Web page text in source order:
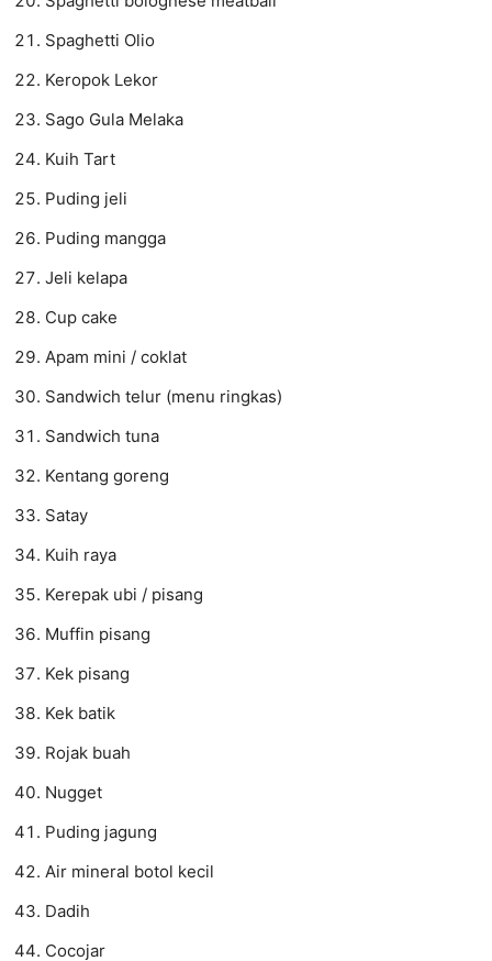
Spaghetti Olio
Keropok Lekor
Sago Gula Melaka
​​Kuih Tart
Puding jeli
Puding mangga
Jeli kelapa
Cup cake
Apam mini / coklat
Sandwich telur (menu ringkas)
Sandwich tuna
Kentang goreng
Satay
Kuih raya
Kerepak ubi / pisang
Muffin pisang
Kek pisang
Kek batik
Rojak buah
Nugget
Puding jagung
Air mineral botol kecil
Dadih
Cocojar